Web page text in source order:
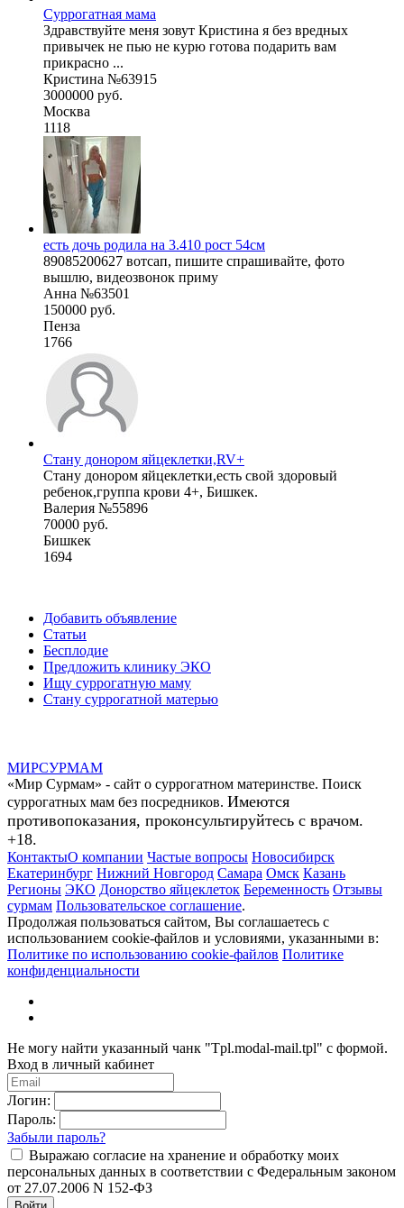
Суррогатная мама
Здравствуйте меня зовут Кристина я без вредных
привычек не пью не курю готова подарить вам
прикрасно ...
Кристина №63915
3000000 руб.
Москва
1118
есть дочь родила на 3.410 рост 54см
89085200627 вотсап, пишите спрашивайте, фото
вышлю, видеозвонок приму
Анна №63501
150000 руб.
Пенза
1766
Стану донором яйцеклетки,RV+
Стану донором яйцеклетки,есть свой здоровый
ребенок,группа крови 4+, Бишкек.
Валерия №55896
70000 руб.
Бишкек
1694
Добавить объявление
Статьи
Бесплодие
Предложить клинику ЭКО
Ищу суррогатную маму
Стану суррогатной матерью
МИРСУРМАМ
«Мир Сурмам» - сайт о суррогатном материнстве. Поиск
суррогатных мам без посредников. Имеются
противопоказания, проконсультируйтесь с врачом.
+18.
КонтактыО компании Частые вопросы Новосибирск
Екатеринбург Нижний Новгород Самара Омск Казань
Регионы ЭКО Донорство яйцеклеток Беременность Отзывы
сурмам Пользовательское соглашение.
Продолжая пользоваться сайтом, Вы соглашаетесь с
использованием cookie-файлов и условиями, указанными в:
Политике по использованию cookie-файлов Политике
конфиденциальности
Не могу найти указанный чанк "Tpl.modal-mail.tpl" с формой.
Вход в личный кабинет
Логин:
Пароль:
Забыли пароль?
Выражаю согласие на хранение и обработку моих
персональных данных в соответствии с Федеральным законом
от 27.07.2006 N 152-ФЗ